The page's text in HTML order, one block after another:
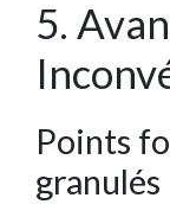
5.
Points
granulés